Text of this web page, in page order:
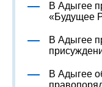
В Адыгее
«Будущее
В Адыгее
В Адыгее